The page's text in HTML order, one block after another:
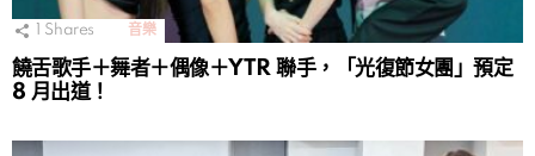
Shares 音樂
饒舌歌手＋舞者＋偶像＋YTR 聯手，「光復節女團」預定
8 月出道！